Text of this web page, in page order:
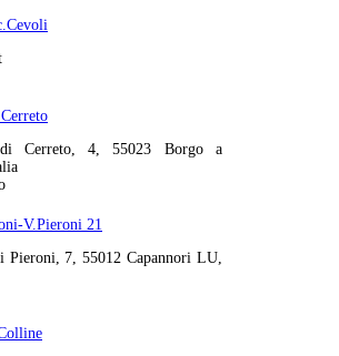
Cerreto, 4, 55023 Borgo a
V.Pieroni 21
Pieroni, 7, 55012 Capannori LU,